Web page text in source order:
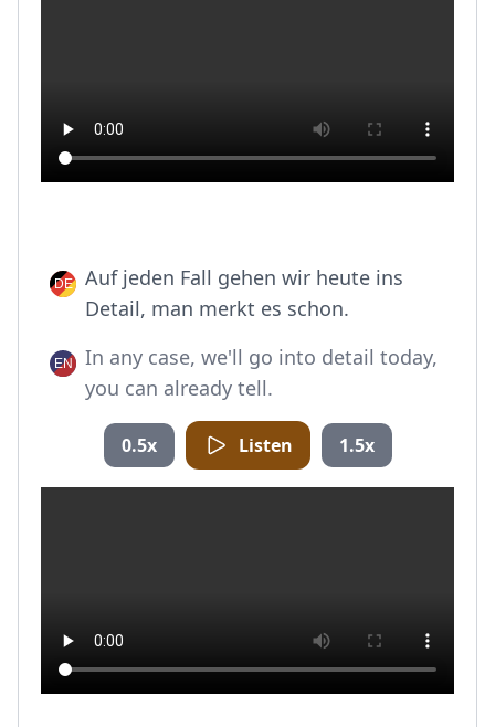
Auf jeden Fall gehen wir heute ins
Detail, man merkt es schon.
In any case, we'll go into detail today,
you can already tell.
0.5x Listen 1.5x